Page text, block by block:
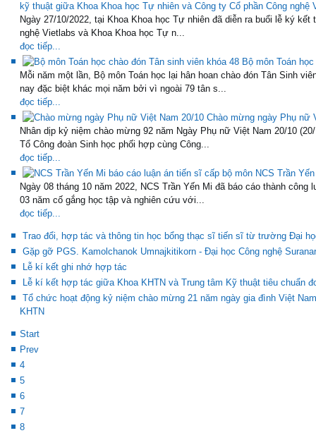
kỹ thuật giữa Khoa Khoa học Tự nhiên và Công ty Cổ phần Công nghệ
Ngày 27/10/2022, tại Khoa Khoa học Tự nhiên đã diễn ra buổi lễ ký
nghệ Vietlabs và Khoa Khoa học Tự n...
đọc tiếp...
Bộ môn Toán
Mỗi năm một lần, Bộ môn Toán học lại hân hoan chào đón Tân Sinh
nay đặc biệt khác mọi năm bởi vì ngoài 79 tân s...
đọc tiếp...
Chào mừng ngày Phụ nữ
Nhân dịp kỷ niệm chào mừng 92 năm Ngày Phụ nữ Việt Nam 20/10
Tổ Công đoàn Sinh học phối hợp cùng Công...
đọc tiếp...
NCS Trần
Ngày 08 tháng 10 năm 2022, NCS Trần Yến Mi đã báo cáo thành
03 năm cố gắng học tập và nghiên cứu với...
đọc tiếp...
Trao đổi, hợp tác và thông tin học bổng thạc sĩ tiến sĩ từ trường Đại
Gặp gỡ PGS. Kamolchanok Umnajkitikorn - Đại học Công nghệ
Lễ kí kết ghi nhớ hợp tác
Lễ kí kết hợp tác giữa Khoa KHTN và Trung tâm Kỹ thuật tiêu chuẩn
Tổ chức hoạt động kỷ niệm chào mừng 21 năm ngày gia đình Việt
KHTN
Start
Prev
4
5
6
7
8